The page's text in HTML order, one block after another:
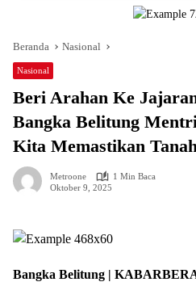
Beranda Nasional
Nasional
Beri Arahan Ke
Bangka Belitung
Kita Memastikan
Metroone
1 Min Baca
Oktober 9, 2025
Bangka Belitung |